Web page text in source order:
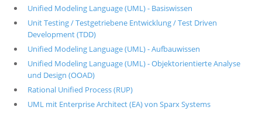
Unified Modeling Language (UML) - Basiswissen
Unit Testing / Testgetriebene Entwicklung / Test Driven
Development (TDD)
Unified Modeling Language (UML) - Aufbauwissen
Unified Modeling Language (UML) - Objektorientierte Analyse
und Design (OOAD)
Rational Unified Process (RUP)
UML mit Enterprise Architect (EA) von Sparx Systems